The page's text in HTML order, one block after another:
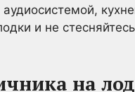
и не
на